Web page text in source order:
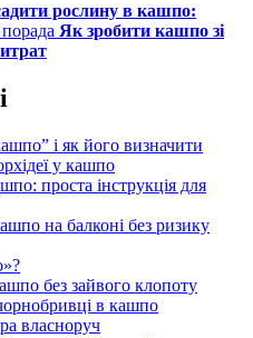
рослину в кашпо:
Як зробити кашпо зі
і як його визначити
у кашпо
проста інструкція для
на балконі без ризику
без зайвого клопоту
в кашпо
власноруч